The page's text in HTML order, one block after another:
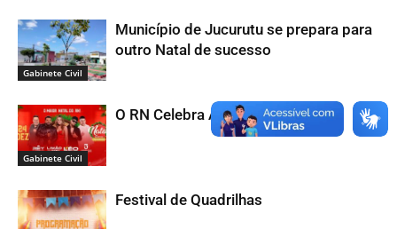
Gabinete Civil
Município de Jucurutu se prepara para
outro Natal de sucesso
Gabinete Civil
O RN Celebra Aqui 2024
Festival de Quadrilhas